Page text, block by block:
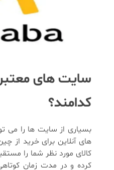
سایت های
کدامند؟
بسیاری از سایت ها را می
های آنلاین برای خرید از
کالای مورد نظر شما را
کرده و در مدت زمان